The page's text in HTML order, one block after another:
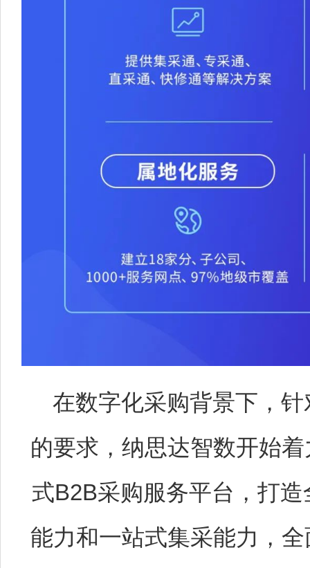
在数字化采购背景下，
的要求，纳思达智数开始
式B2B采购服务平台，打
能力和一站式集采能力，